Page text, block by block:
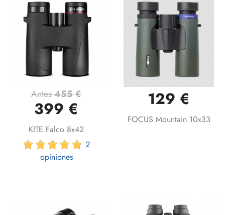
Antes455 €
399 €
KITE Falco 8x42
2
opiniones
129 €
FOCUS Mountain 10x33